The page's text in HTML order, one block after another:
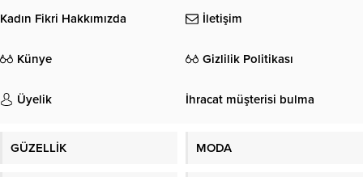
Kadın Fikri Hakkımızda İletişim
Künye Gizlilik Politikası
Üyelik İhracat müşterisi bulma
GÜZELLİK MODA